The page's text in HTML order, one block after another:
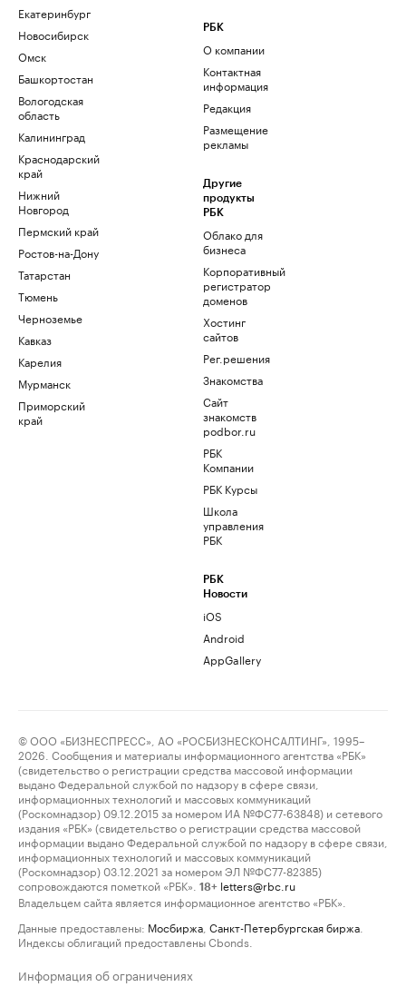
Екатеринбург
Новосибирск
Омск
Башкортостан
Вологодская
область
Калининград
Краснодарский
край
Нижний
Новгород
Пермский край
Ростов-на-Дону
Татарстан
Тюмень
Черноземье
Кавказ
Карелия
Мурманск
Приморский
край
РБК
О компании
Контактная
информация
Редакция
Размещение
рекламы
Другие
продукты
РБК
Облако для
бизнеса
Корпоративный
регистратор
доменов
Хостинг
сайтов
Рег.решения
Знакомства
Сайт
знакомств
podbor.ru
РБК
Компании
РБК Курсы
Школа
управления
РБК
РБК
Новости
iOS
Android
AppGallery
© ООО «БИЗНЕСПРЕСС», АО «РОСБИЗНЕСКОНСАЛТИНГ», 1995–
2026. Сообщения и материалы информационного агентства «РБК»
(свидетельство о регистрации средства массовой информации
выдано Федеральной службой по надзору в сфере связи,
информационных технологий и массовых коммуникаций
(Роскомнадзор) 09.12.2015 за номером ИА №ФС77-63848) и сетевого
издания «РБК» (свидетельство о регистрации средства массовой
информации выдано Федеральной службой по надзору в сфере связи,
информационных технологий и массовых коммуникаций
(Роскомнадзор) 03.12.2021 за номером ЭЛ №ФС77-82385)
сопровождаются пометкой «РБК».
18+ letters@rbc.ru
Владельцем сайта является информационное агентство «РБК».
Данные предоставлены: Мосбиржа Санкт-Петербургская биржа
Индексы облигаций предоставлены Cbonds.
Информация об ограничениях